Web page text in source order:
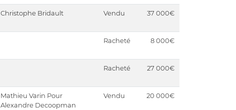
Christophe Bridault Vendu 37 000€
Racheté 8 000€
Racheté 27 000€
Mathieu Varin Pour
Alexandre Decoopman
Vendu 20 000€